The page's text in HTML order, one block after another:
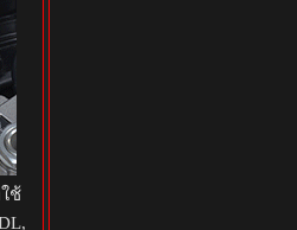
ช้